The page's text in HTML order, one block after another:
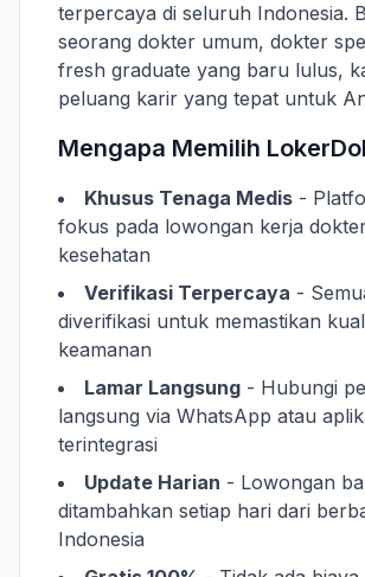
terpercaya di seluruh Indonesia.
seorang dokter umum, dokter
fresh graduate yang baru lulus,
peluang karir yang tepat untuk
Mengapa Memilih
Khusus Tenaga Medis -
fokus pada lowongan kerja
kesehatan
Verifikasi Terpercaya -
diverifikasi untuk memastikan
keamanan
Lamar Langsung - Hubungi
langsung via WhatsApp atau
terintegrasi
Update Harian - Lowongan
ditambahkan setiap hari dari
Indonesia